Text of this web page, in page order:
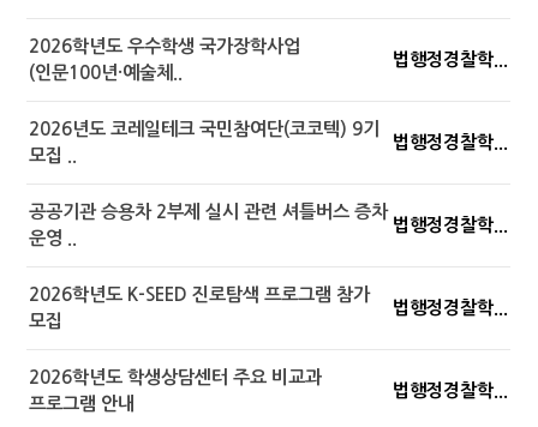
2026학년도 우수학생 국가장학사업
(인문100년·예술체..
법행정경찰학...
2026년도 코레일테크 국민참여단(코코텍) 9기
모집 ..
법행정경찰학...
공공기관 승용차 2부제 실시 관련 셔틀버스 증차
운영 ..
법행정경찰학...
2026학년도 K-SEED 진로탐색 프로그램 참가
모집
법행정경찰학...
2026학년도 학생상담센터 주요 비교과
프로그램 안내
법행정경찰학...